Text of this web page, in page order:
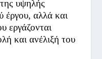
υψηλής
έργου, αλλά και
εργάζονται
και ανέλιξή του